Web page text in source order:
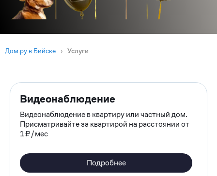
Дом.ру в Бийске › Услуги
Видеонаблюдение
Видеонаблюдение в квартиру или частный дом.
Присматривайте за квартирой на расстоянии от
1 ₽/мес
Подробнее